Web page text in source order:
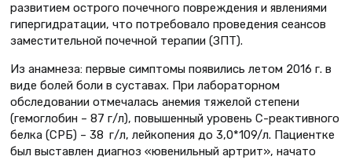
развитием острого почечного повреждения и явлениями
гипергидратации, что потребовало проведения сеансов
заместительной почечной терапии (ЗПТ).
Из анамнеза: первые симптомы появились летом 2016 г. в
виде болей боли в суставах. При лабораторном
обследовании отмечалась анемия тяжелой степени
(гемоглобин – 87 г/л), повышенный уровень С-реактивного
белка (СРБ) – 38 г/л, лейкопения до 3,0*109/л. Пациентке
был выставлен диагноз «ювенильный артрит», начато